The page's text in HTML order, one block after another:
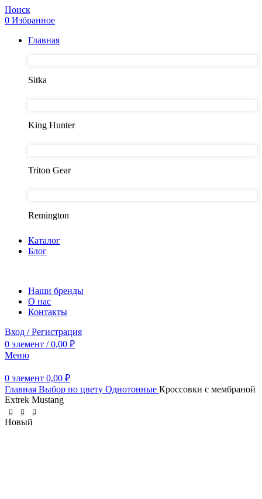
Поиск
0 Избранное
Главная
Sitka
King Hunter
Triton Gear
Remington
Каталог
Блог
Наши бренды
О нас
Контакты
Вход / Регистрация
0 элемент / 0,00 ₽
Меню
0 элемент 0,00 ₽
Главная Выбор по цвету Однотонные Кроссовки с мембраной
Extrek Mustang
Новый